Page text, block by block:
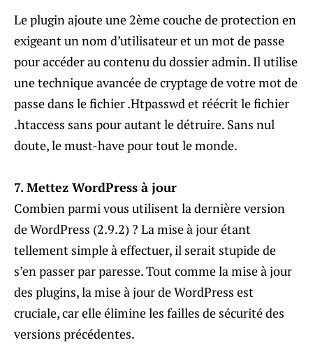
Le plugin ajoute une 2ème couche de protection en
exigeant un nom d’utilisateur et un mot de passe
pour accéder au contenu du dossier admin. Il utilise
une technique avancée de cryptage de votre mot de
passe dans le fichier .Htpasswd et réécrit le fichier
.htaccess sans pour autant le détruire. Sans nul
doute, le must-have pour tout le monde.
7. Mettez WordPress à jour
Combien parmi vous utilisent la dernière version
de WordPress (2.9.2) ? La mise à jour étant
tellement simple à effectuer, il serait stupide de
s’en passer par paresse. Tout comme la mise à jour
des plugins, la mise à jour de WordPress est
cruciale, car elle élimine les failles de sécurité des
versions précédentes.